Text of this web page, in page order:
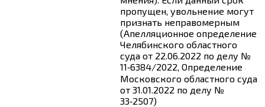
пропущен, увольнение могут
признать неправомерным
(Апелляционное определение
Челябинского областного
суда от 22.06.2022 по делу №
11‑6384/2022, Определение
Московского областного суда
от 31.01.2022 по делу №
33‑2507)